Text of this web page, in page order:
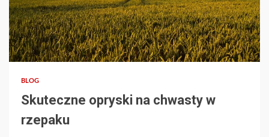
3 min read
BLOG
Skuteczne opryski na chwasty w
rzepaku